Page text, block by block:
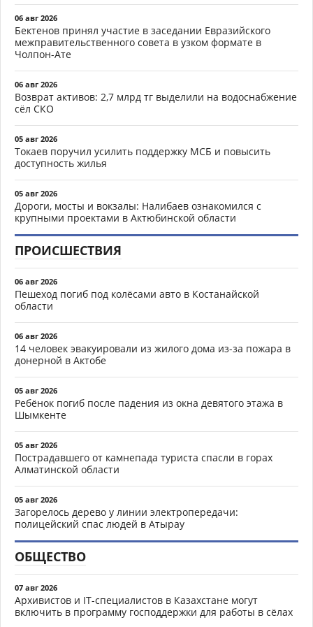
06 авг 2026
Бектенов принял участие в заседании Евразийского
межправительственного совета в узком формате в
Чолпон-Ате
06 авг 2026
Возврат активов: 2,7 млрд тг выделили на водоснабжение
сёл СКО
05 авг 2026
Токаев поручил усилить поддержку МСБ и повысить
доступность жилья
05 авг 2026
Дороги, мосты и вокзалы: Налибаев ознакомился с
крупными проектами в Актюбинской области
ПРОИСШЕСТВИЯ
06 авг 2026
Пешеход погиб под колёсами авто в Костанайской
области
06 авг 2026
14 человек эвакуировали из жилого дома из-за пожара в
донерной в Актобе
05 авг 2026
Ребёнок погиб после падения из окна девятого этажа в
Шымкенте
05 авг 2026
Пострадавшего от камнепада туриста спасли в горах
Алматинской области
05 авг 2026
Загорелось дерево у линии электропередачи:
полицейский спас людей в Атырау
ОБЩЕСТВО
07 авг 2026
Архивистов и IT-специалистов в Казахстане могут
включить в программу господдержки для работы в сёлах